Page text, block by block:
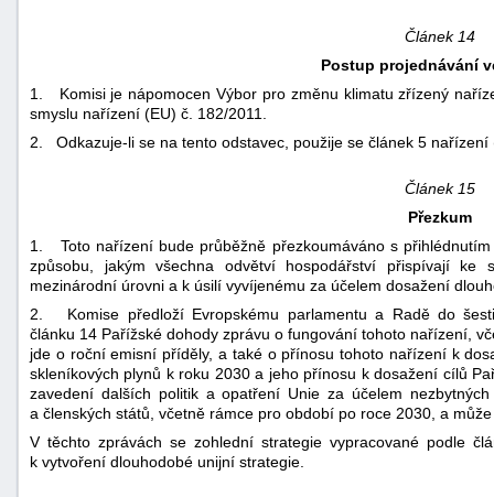
Článek 14
Postup projednávání
1. Komisi je nápomocen Výbor pro změnu klimatu zřízený
smyslu nařízení (EU) č. 182/2011.
2. Odkazuje-li se na tento odstavec, použije se článek 5 nařízení
Článek 15
Přezkum
1. Toto nařízení bude průběžně přezkoumáváno s
způsobu, jakým všechna odvětví hospodářství přispívají
mezinárodní úrovni a k úsilí vyvíjenému za účelem dosažení
2. Komise předloží Evropskému parlamentu a Radě do
článku 14 Pařížské dohody zprávu o fungování tohoto nařízení,
jde o roční emisní příděly, a také o přínosu tohoto nařízení k
skleníkových plynů k roku 2030 a jeho přínosu k dosažení cílů
zavedení dalších politik a opatření Unie za účelem
a členských států, včetně rámce pro období po roce 2030, a
V těchto zprávách se zohlední strategie vypracované podle
k vytvoření dlouhodobé unijní strategie.